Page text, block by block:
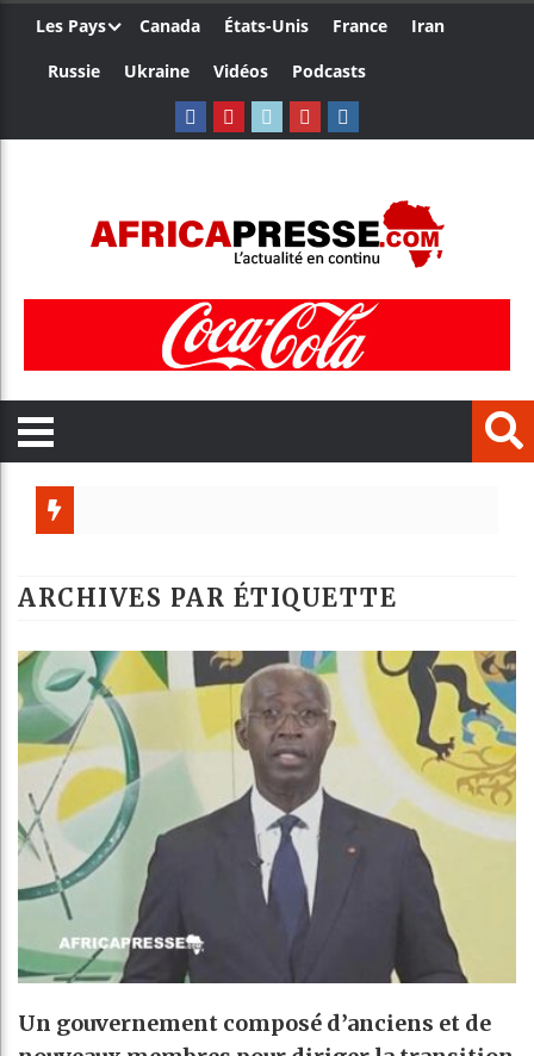
Les Pays Canada États-Unis France
Iran
Russie
Ukraine Vidéos Podcasts
ARCHIVES PAR ÉTIQUETTE
Un gouvernement composé d’anciens et de